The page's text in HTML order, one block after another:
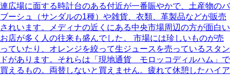
連広場に面する時計台のある付近が一番賑やかで、土産物のバ
ブーシュ（サンダルの1種）や雑貨、衣類、革製品などが販売
されいます。メディナの近くにある中央市場周辺の方が面白い
お店が多く人の往来も盛んでした。 市場には珍しいものが売
っていたり、オレンジを絞って生ジュースを売っているスタン
ドがあります。それらは「現地通貨 モロッコディルハム」で
買えるもの。両替しないと買えません。疲れて休憩したハイア